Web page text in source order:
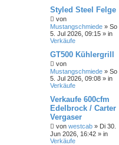
Styled Steel Felge
von
Mustangschmiede » So
5. Jul 2026, 09:15 » in
Verkäufe
GT500 Kühlergrill
von
Mustangschmiede » So
5. Jul 2026, 09:08 » in
Verkäufe
Verkaufe 600cfm
Edelbrock / Carter
Vergaser
von westcab » Di 30.
Jun 2026, 16:42 » in
Verkäufe